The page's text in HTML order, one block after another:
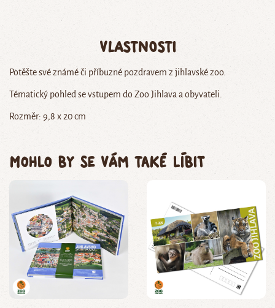
Vlastnosti
Potěšte své známé či příbuzné pozdravem z jihlavské zoo.
Tématický pohled se vstupem do Zoo Jihlava a obyvateli.
Rozměr: 9,8 x 20 cm
Mohlo by se vám také líbit